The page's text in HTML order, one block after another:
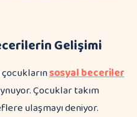
Gelişimi
sosyal beceriler
Çocuklar takım
ulaşmayı deniyor.